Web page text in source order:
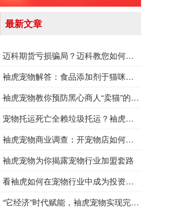
最新文章
迈科期货亏损骗局？迈科教您如何截断亏损让利润奔跑！
袖虎宠物解答：食品添加剂于猫咪而言都是垃圾吗？
袖虎宠物教你预防黑心商人“卖猫”的诈骗套路！
宠物托运死亡全赖垃圾托运？袖虎解密真相，托运是否黑心！
袖虎宠物商业调查：开宠物店如何采购活体资源
袖虎宠物为你揭露宠物行业加盟套路
看袖虎如何在宠物行业中成为投资新宠！
“它经济”时代赋能，袖虎宠物实现完美逆袭！